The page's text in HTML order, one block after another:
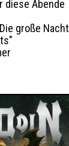
diese Abende
große Nacht